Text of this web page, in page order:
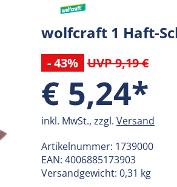
wolfcraft 1 Haft-
- 43% UVP 9,19 €
€ 5,24*
inkl. MwSt., zzgl. Versand
Artikelnummer: 1739000
EAN: 4006885173903
Versandgewicht: 0,31 kg